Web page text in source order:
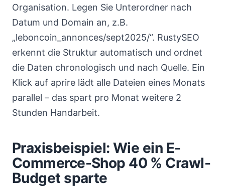
Organisation. Legen Sie Unterordner nach
Datum und Domain an, z.B.
„leboncoin_annonces/sept2025/“. RustySEO
erkennt die Struktur automatisch und ordnet
die Daten chronologisch und nach Quelle. Ein
Klick auf aprire lädt alle Dateien eines Monats
parallel – das spart pro Monat weitere 2
Stunden Handarbeit.
Praxisbeispiel: Wie ein E-
Commerce-Shop 40 % Crawl-
Budget sparte